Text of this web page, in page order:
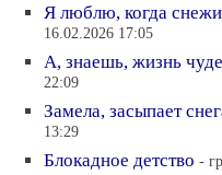
Я люблю, когда
16.02.2026 17:05
А, знаешь, жизнь
22:09
Замела, засыпает
13:29
Блокадное детство -